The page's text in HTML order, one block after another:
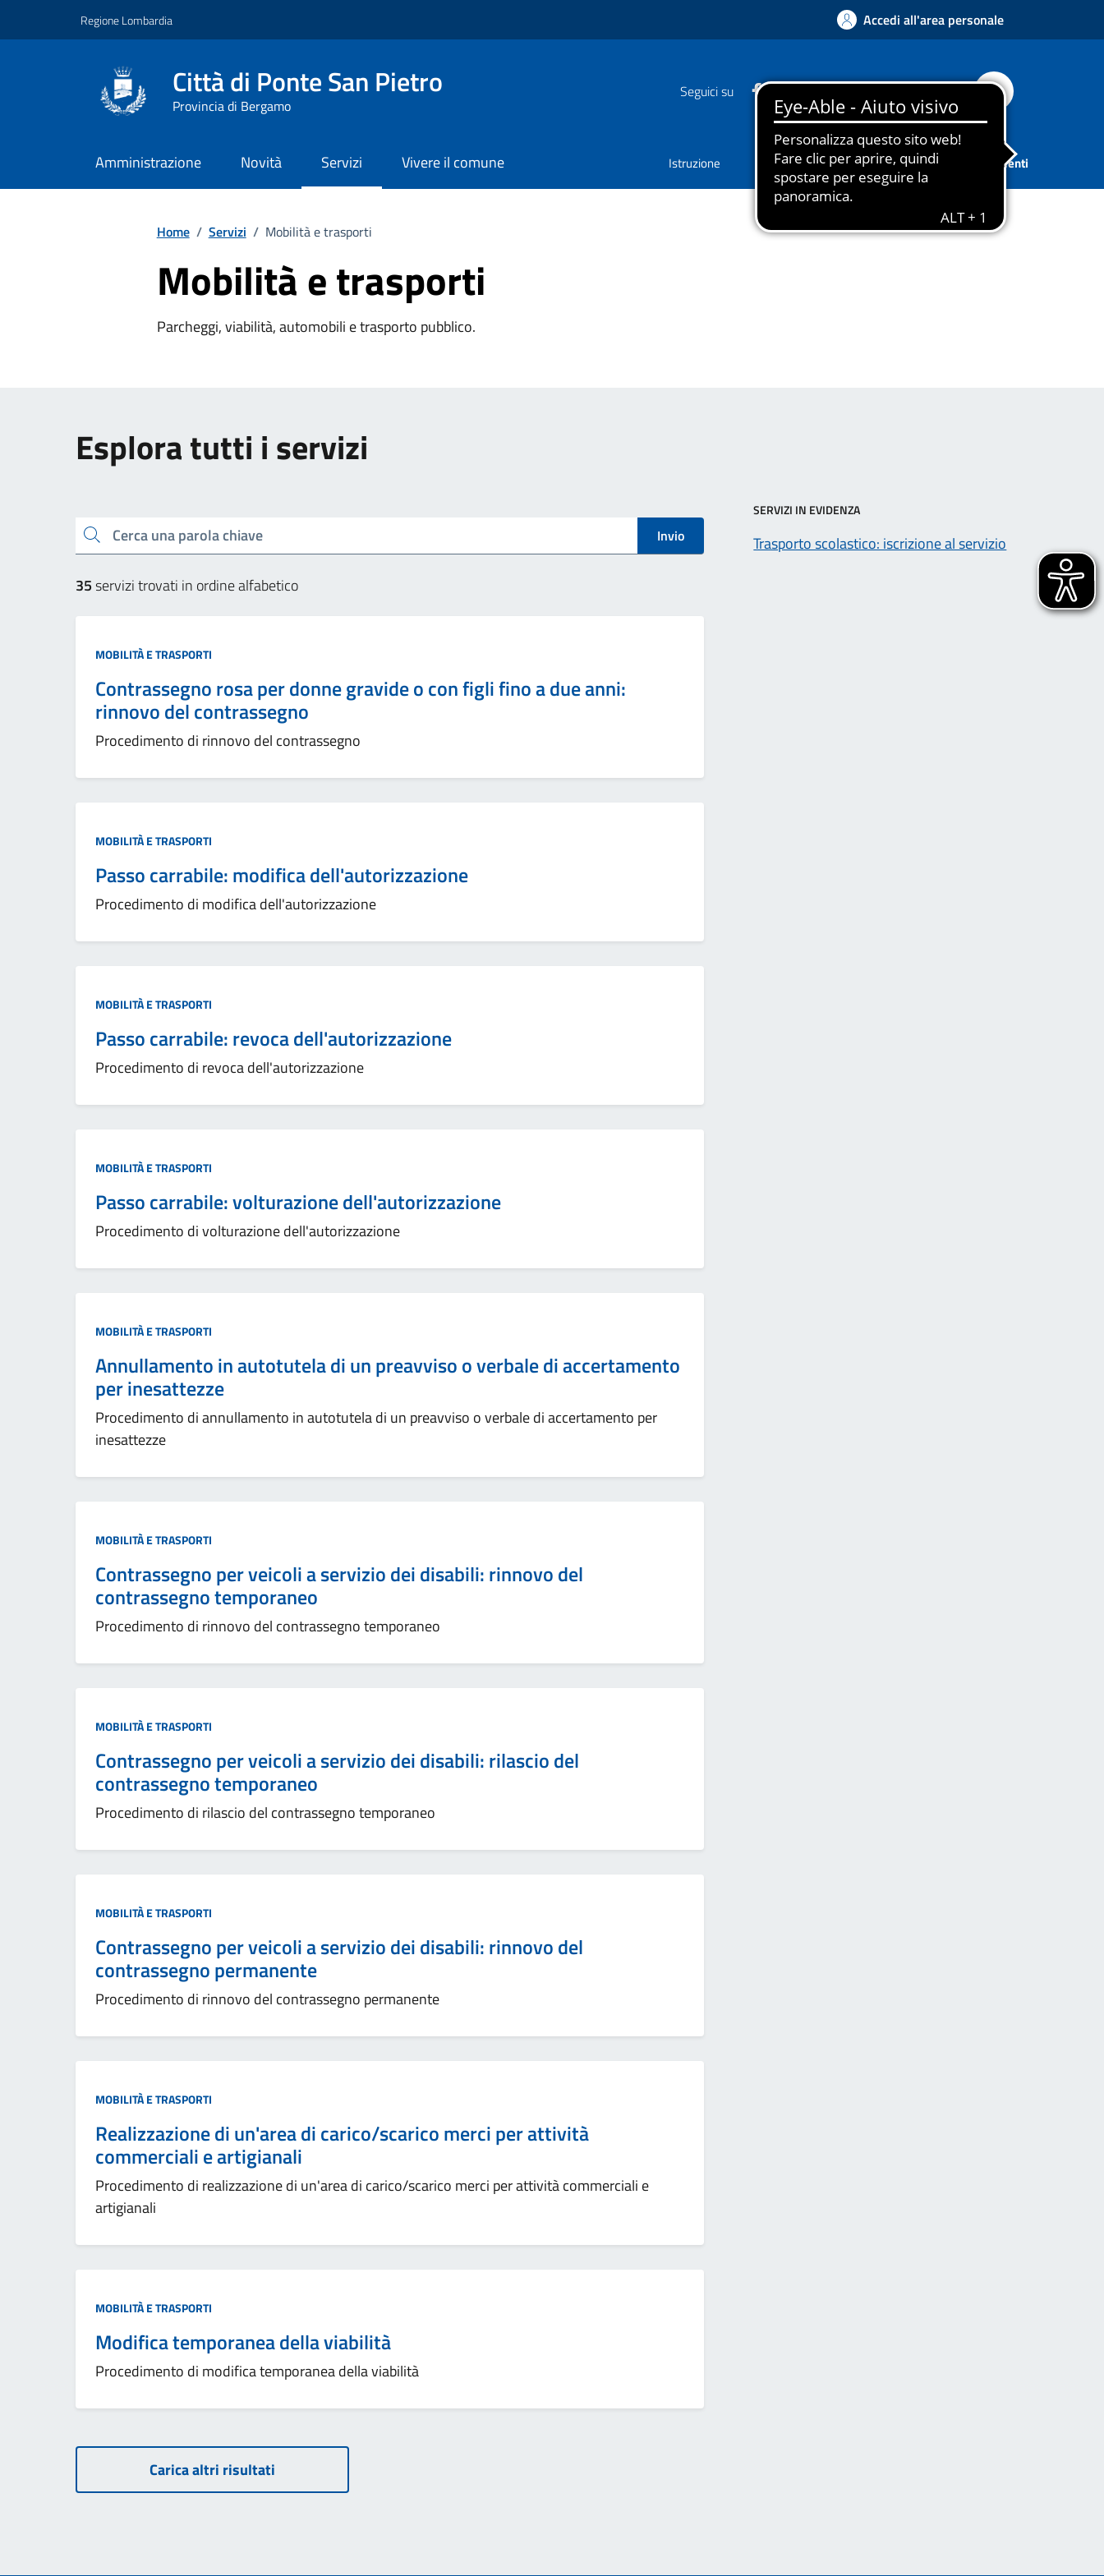
Regione Lombardia Accedi all'area personale
Città di Ponte San Pietro
Provincia di Bergamo
Seguici su FacebookInstagramYouTubeWhatsapp
Amministrazione Novità Servizi Vivere il comune Istruzione Sport Associazioni Tutti gli argomenti
Home / Servizi / Mobilità e trasporti
Mobilità e trasporti
Parcheggi, viabilità, automobili e trasporto pubblico.
Esplora tutti i servizi
Cerca una parola chiave Invio
35servizi trovati in ordine alfabetico
MOBILITÀ E TRASPORTI
Contrassegno rosa per donne gravide o con figli fino a due anni:
rinnovo del contrassegno
Procedimento di rinnovo del contrassegno
MOBILITÀ E TRASPORTI
Passo carrabile: modifica dell'autorizzazione
Procedimento di modifica dell'autorizzazione
MOBILITÀ E TRASPORTI
Passo carrabile: revoca dell'autorizzazione
Procedimento di revoca dell'autorizzazione
MOBILITÀ E TRASPORTI
Passo carrabile: volturazione dell'autorizzazione
Procedimento di volturazione dell'autorizzazione
MOBILITÀ E TRASPORTI
Annullamento in autotutela di un preavviso o verbale di accertamento
per inesattezze
Procedimento di annullamento in autotutela di un preavviso o verbale di accertamento per
inesattezze
MOBILITÀ E TRASPORTI
Contrassegno per veicoli a servizio dei disabili: rinnovo del
contrassegno temporaneo
Procedimento di rinnovo del contrassegno temporaneo
MOBILITÀ E TRASPORTI
Contrassegno per veicoli a servizio dei disabili: rilascio del
contrassegno temporaneo
Procedimento di rilascio del contrassegno temporaneo
MOBILITÀ E TRASPORTI
Contrassegno per veicoli a servizio dei disabili: rinnovo del
contrassegno permanente
Procedimento di rinnovo del contrassegno permanente
MOBILITÀ E TRASPORTI
Realizzazione di un'area di carico/scarico merci per attività
commerciali e artigianali
Procedimento di realizzazione di un'area di carico/scarico merci per attività commerciali e
artigianali
MOBILITÀ E TRASPORTI
Modifica temporanea della viabilità
Procedimento di modifica temporanea della viabilità
Carica altri risultati
SERVIZI IN EVIDENZA
Trasporto scolastico: iscrizione al servizio